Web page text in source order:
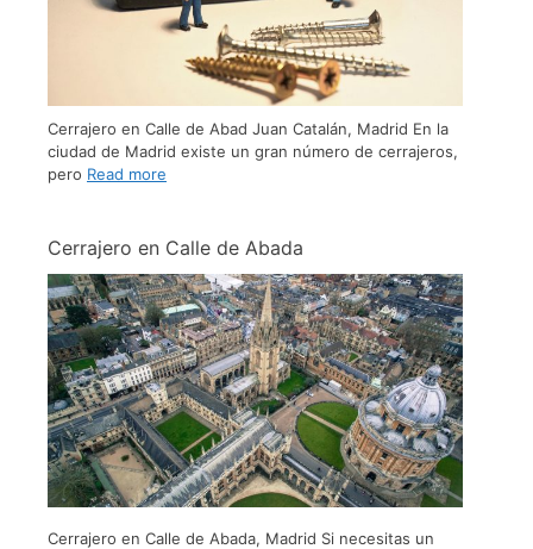
Cerrajero en Calle de Abad Juan Catalán, Madrid En la
ciudad de Madrid existe un gran número de cerrajeros,
pero Read more
Cerrajero en Calle de Abada
Cerrajero en Calle de Abada, Madrid Si necesitas un